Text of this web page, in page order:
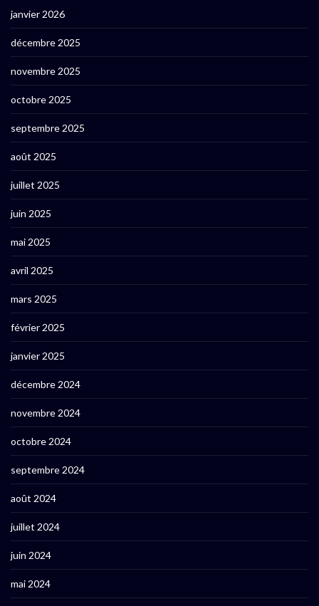
janvier 2026
décembre 2025
novembre 2025
octobre 2025
septembre 2025
août 2025
juillet 2025
juin 2025
mai 2025
avril 2025
mars 2025
février 2025
janvier 2025
décembre 2024
novembre 2024
octobre 2024
septembre 2024
août 2024
juillet 2024
juin 2024
mai 2024